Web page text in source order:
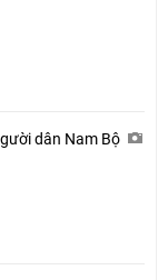
dân Nam Bộ